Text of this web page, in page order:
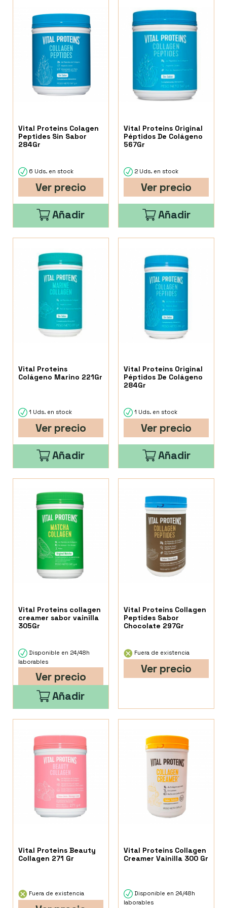
Vital Proteins Colagen
Peptides Sin Sabor
284Gr
6 Uds. en stock
Ver precio
Añadir
Vital Proteins Original
Péptidos De Colágeno
567Gr
2 Uds. en stock
Ver precio
Añadir
Vital Proteins
Colágeno Marino 221Gr
1 Uds. en stock
Ver precio
Añadir
Vital Proteins Original
Péptidos De Colágeno
284Gr
1 Uds. en stock
Ver precio
Añadir
Vital Proteins collagen
creamer sabor vainilla
305Gr
Disponible en 24/48h
laborables
Ver precio
Añadir
Vital Proteins Collagen
Peptides Sabor
Chocolate 297Gr
Fuera de existencia
Ver precio
Vital Proteins Beauty
Collagen 271 Gr
Fuera de existencia
Vital Proteins Collagen
Creamer Vainilla 300 Gr
Disponible en 24/48h
laborables